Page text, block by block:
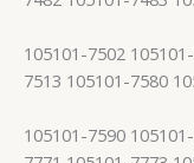
105101-7502
7513 105101-7580
105101-7590